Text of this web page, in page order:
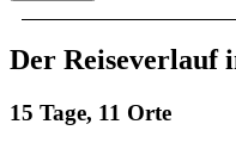
Der Reiseverlauf
15 Tage, 11 Orte